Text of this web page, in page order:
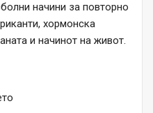
начини за повторно
хормонска
и начинот на живот.